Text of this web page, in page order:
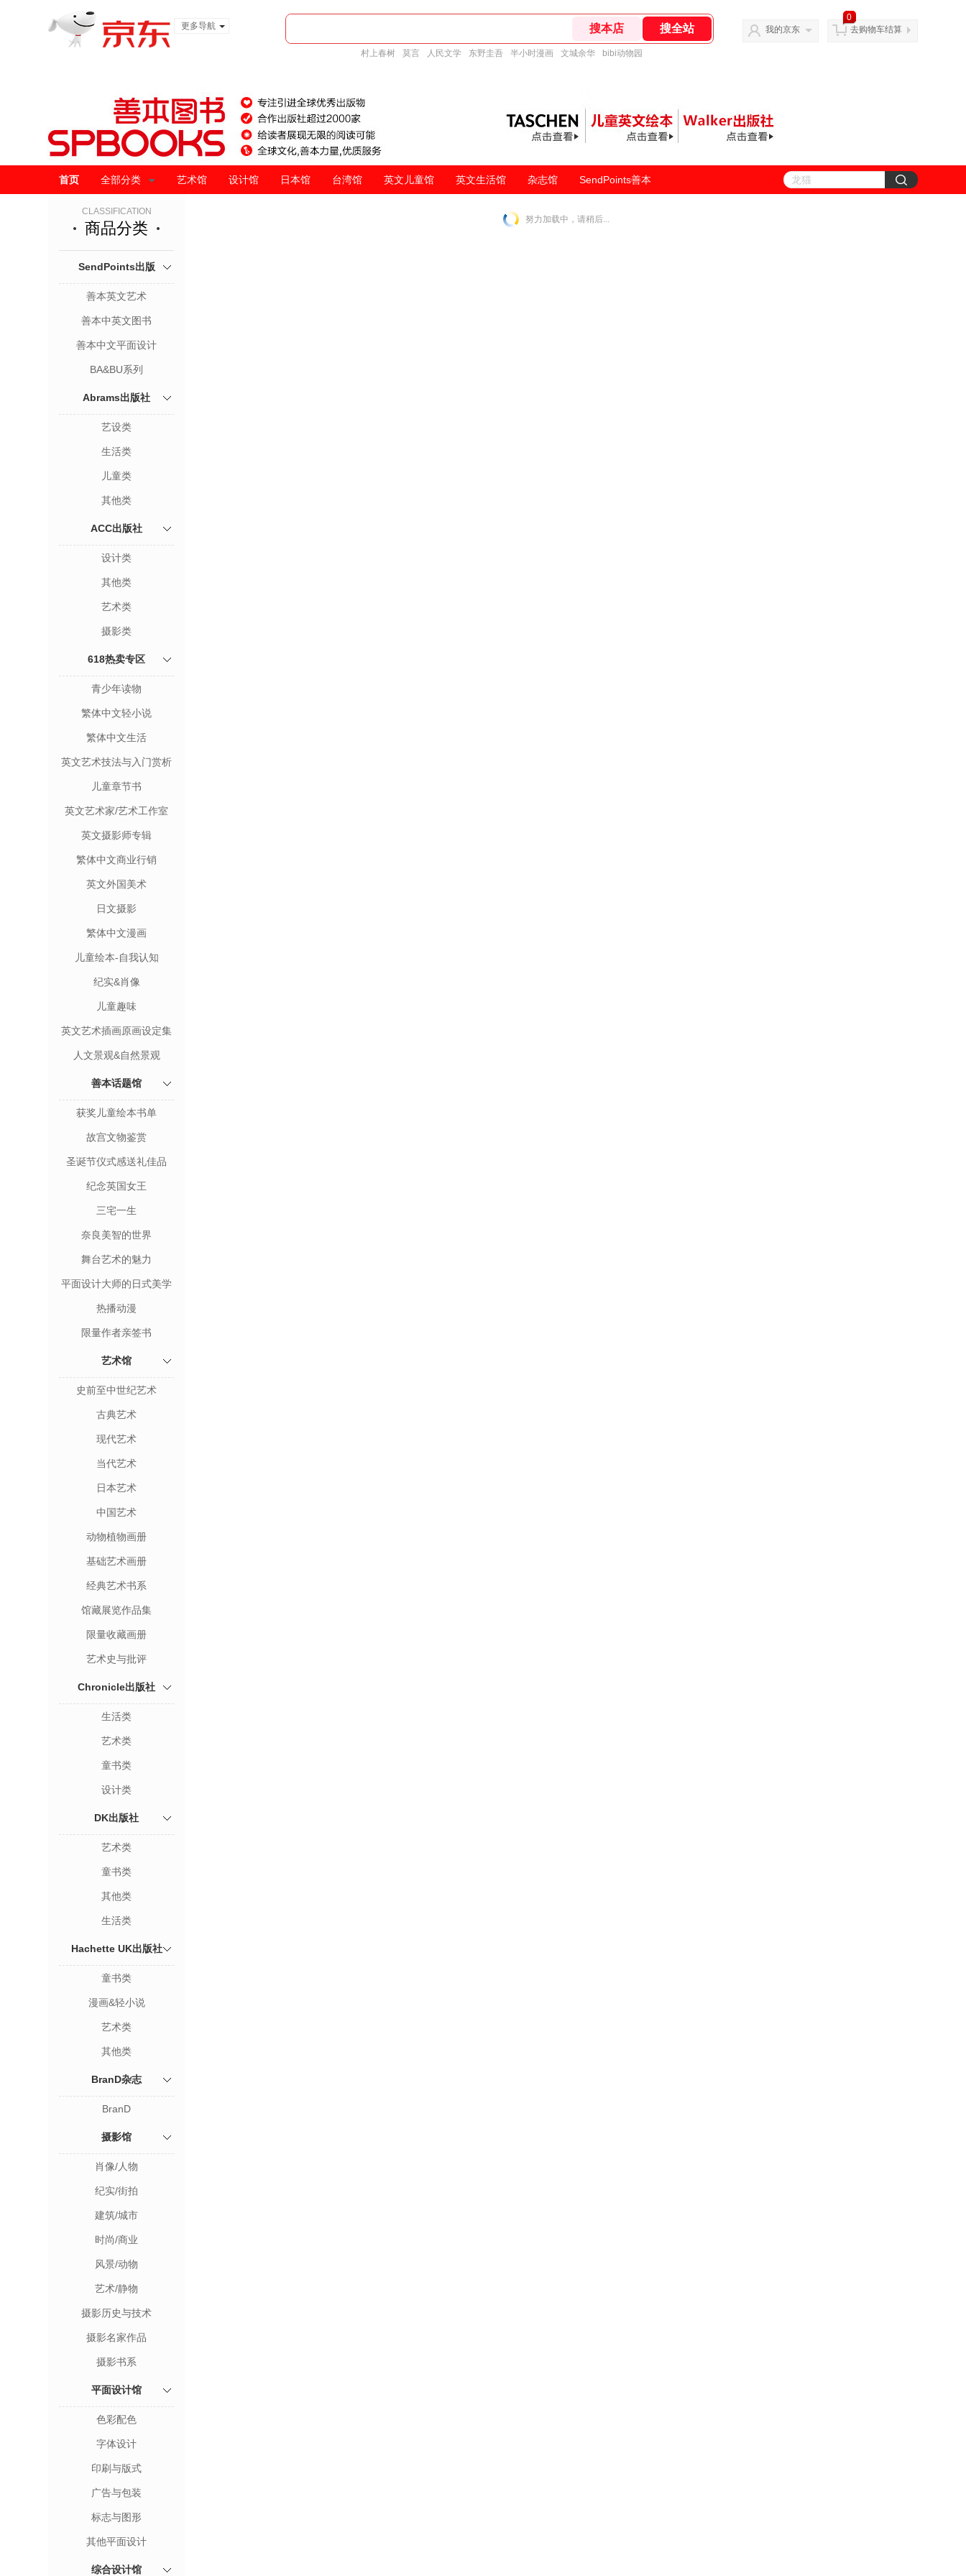
更多导航
村上春树 莫言 人民文学 东野圭吾 半小时漫画 文城余华 bibi动物园
我的京东
0
去购物车结算
首页 全部分类 艺术馆 设计馆 日本馆 台湾馆 英文儿童馆 英文生活馆 杂志馆 SendPoints善本
CLASSIFICATION
商品分类
SendPoints出版
善本英文艺术
善本中英文图书
善本中文平面设计
BA&BU系列
Abrams出版社
艺设类
生活类
儿童类
其他类
ACC出版社
设计类
其他类
艺术类
摄影类
618热卖专区
青少年读物
繁体中文轻小说
繁体中文生活
英文艺术技法与入门赏析
儿童章节书
英文艺术家/艺术工作室
英文摄影师专辑
繁体中文商业行销
英文外国美术
日文摄影
繁体中文漫画
儿童绘本-自我认知
纪实&肖像
儿童趣味
英文艺术插画原画设定集
人文景观&自然景观
善本话题馆
获奖儿童绘本书单
故宫文物鉴赏
圣诞节仪式感送礼佳品
纪念英国女王
三宅一生
奈良美智的世界
舞台艺术的魅力
平面设计大师的日式美学
热播动漫
限量作者亲签书
艺术馆
史前至中世纪艺术
古典艺术
现代艺术
当代艺术
日本艺术
中国艺术
动物植物画册
基础艺术画册
经典艺术书系
馆藏展览作品集
限量收藏画册
艺术史与批评
Chronicle出版社
生活类
艺术类
童书类
设计类
DK出版社
艺术类
童书类
其他类
生活类
Hachette UK出版社
童书类
漫画&轻小说
艺术类
其他类
BranD杂志
BranD
摄影馆
肖像/人物
纪实/街拍
建筑/城市
时尚/商业
风景/动物
艺术/静物
摄影历史与技术
摄影名家作品
摄影书系
平面设计馆
色彩配色
字体设计
印刷与版式
广告与包装
标志与图形
其他平面设计
综合设计馆
努力加载中，请稍后...